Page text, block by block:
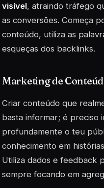
visível, atraindo tráfego
as conversões. Começa
conteúdo, utiliza as
esqueças dos backlinks.
Marketing de
Criar conteúdo que
basta informar; é preciso
profundamente o teu
conhecimento em
Utiliza dados e feedback
sempre focando em